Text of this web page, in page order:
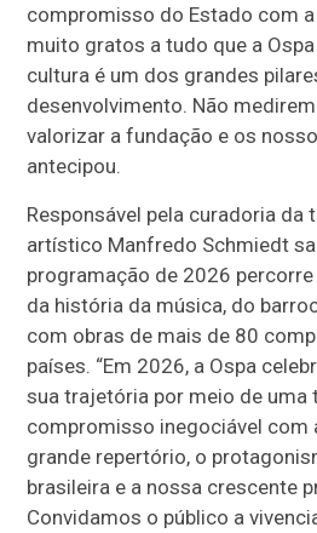
compromisso do Estado com
muito gratos a tudo que a
cultura é um dos grandes
desenvolvimento. Não
valorizar a fundação e os
antecipou.
Responsável pela curadoria da
artístico Manfredo Schmiedt
programação de 2026
da história da música, do
com obras de mais de 80
países. “Em 2026, a Ospa
sua trajetória por meio de uma
compromisso inegociável com
grande repertório, o
brasileira e a nossa crescente
Convidamos o público a